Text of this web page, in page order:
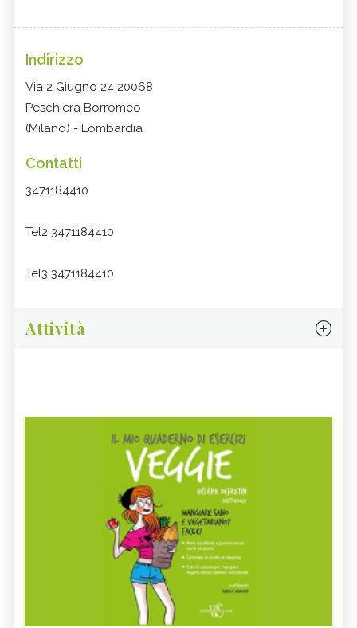
Indirizzo
Via 2 Giugno 24 20068
Peschiera Borromeo
(Milano) - Lombardia
Contatti
3471184410
Tel2 3471184410
Tel3 3471184410
Attività